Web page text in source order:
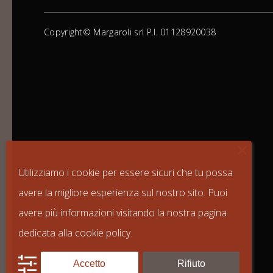
Copyright© Margaroli srl P.I. 01128920038
Utilizziamo i cookie per essere sicuri che tu possa
avere la migliore esperienza sul nostro sito. Puoi
avere più informazioni visitando la nostra pagina
dedicata alla cookie policy.
Accetto Rifiuto